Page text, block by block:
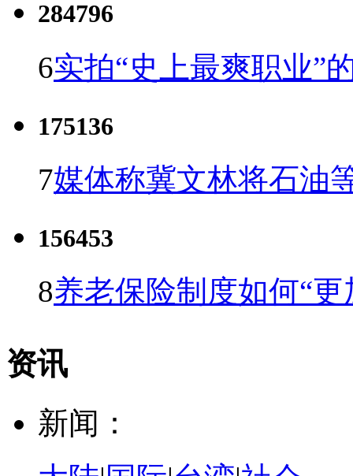
284796
6实拍“史上最爽职业”
175136
7媒体称冀文林将石油
156453
8养老保险制度如何“
资讯
新闻：